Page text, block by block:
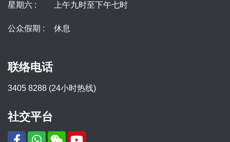
星期六 : 上午九时至下午七时
公众假期 : 休息
联络电话
3405 8288 (24小时热线)
社交平台